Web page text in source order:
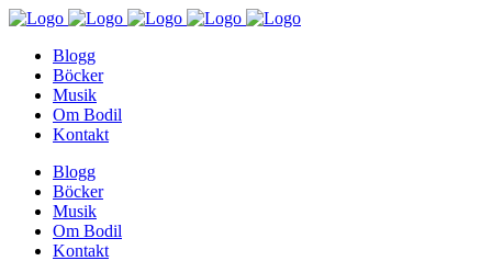
Blogg
Böcker
Musik
Om Bodil
Kontakt
Blogg
Böcker
Musik
Om Bodil
Kontakt